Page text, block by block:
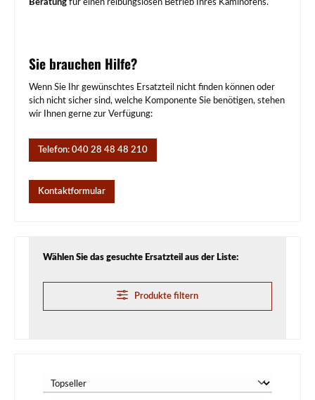
Beratung für einen reibungslosen Betrieb Ihres Kaminofens.
Sie brauchen Hilfe?
Wenn Sie Ihr gewünschtes Ersatzteil nicht finden können oder
sich nicht sicher sind, welche Komponente Sie benötigen, stehen
wir Ihnen gerne zur Verfügung:
Telefon: 040 28 48 48 210
Kontaktformular
Wählen Sie das gesuchte Ersatzteil aus der Liste:
Produkte filtern